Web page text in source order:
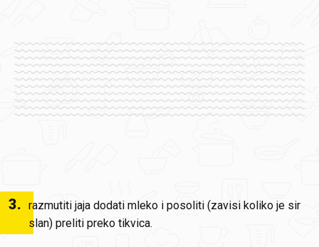
3. razmutiti jaja dodati mleko i posoliti (zavisi koliko je sir
slan) preliti preko tikvica.